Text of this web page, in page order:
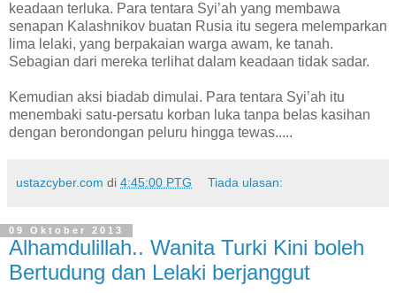
keadaan terluka. Para tentara Syi’ah yang membawa
senapan Kalashnikov buatan Rusia itu segera melemparkan
lima lelaki, yang berpakaian warga awam, ke tanah.
Sebagian dari mereka terlihat dalam keadaan tidak sadar.
Kemudian aksi biadab dimulai. Para tentara Syi’ah itu
menembaki satu-persatu korban luka tanpa belas kasihan
dengan berondongan peluru hingga tewas.....
ustazcyber.com di 4:45:00 PTG Tiada ulasan:
09 Oktober 2013
Alhamdulillah.. Wanita Turki Kini boleh
Bertudung dan Lelaki berjanggut